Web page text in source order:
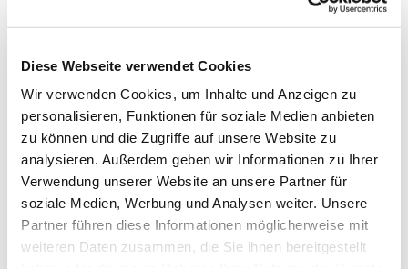
Diese Webseite verwendet Cookies
Wir verwenden Cookies, um Inhalte und Anzeigen zu
personalisieren, Funktionen für soziale Medien anbieten
zu können und die Zugriffe auf unsere Website zu
analysieren. Außerdem geben wir Informationen zu Ihrer
Verwendung unserer Website an unsere Partner für
soziale Medien, Werbung und Analysen weiter. Unsere
Partner führen diese Informationen möglicherweise mit
weiteren Daten zusammen, die Sie ihnen bereitgestellt
Interessenten melden sich bitte bei Herrn Kessler
kirchenmusik@swschwedt.de Tel.Nr.
03332/22083